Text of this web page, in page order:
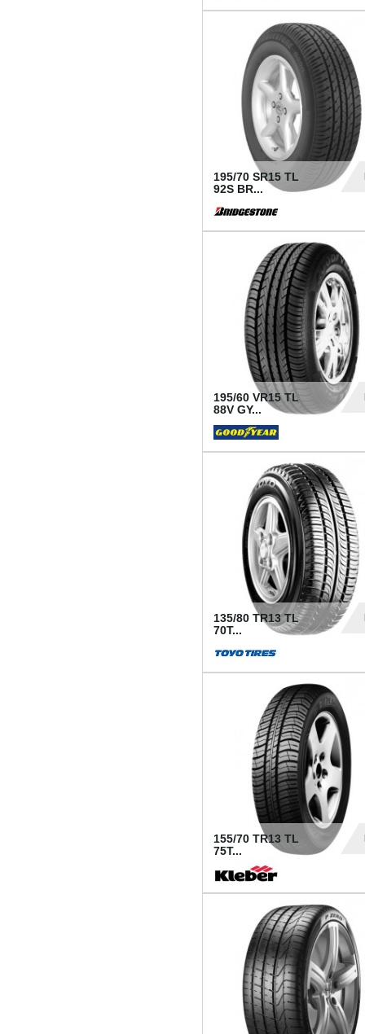
195/70 SR15 TL
92S BR...
195/60 VR15 TL
88V GY...
135/80 TR13 TL
70T...
155/70 TR13 TL
75T...